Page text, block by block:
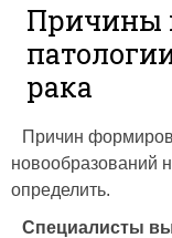
Причины
рака
Причин
новообразований
определить.
Специалисты